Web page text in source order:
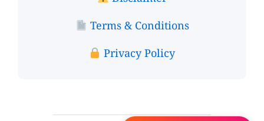
Terms & Conditions
Privacy Policy